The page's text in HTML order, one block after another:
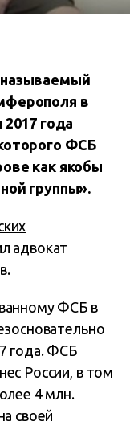
в
года
ФСБ
как якобы
группы».
адвокат
ФСБ в
года. ФСБ
России, в том
4 млн.
своей